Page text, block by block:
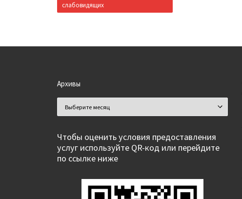
слабовидящих
Архивы
Чтобы оценить условия предоставления
услуг используйте QR-код или перейдите
по ссылке ниже